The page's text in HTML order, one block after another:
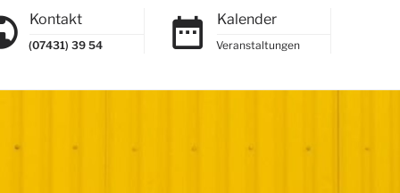
Kontakt
(07431) 39 54
Kalender
Veranstaltungen